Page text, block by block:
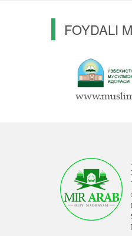
FOYDALI